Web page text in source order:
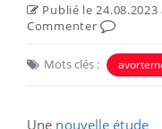
Publié le 24.08.2023
Commenter
Mots clés :
Une nouvelle étud​​e